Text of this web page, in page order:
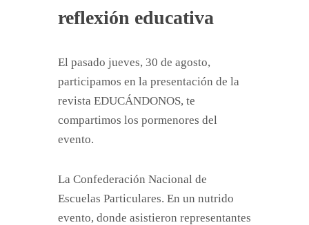
reflexión educativa
El pasado jueves, 30 de agosto,
participamos en la presentación de la
revista EDUCÁNDONOS, te
compartimos los pormenores del
evento.
La Confederación Nacional de
Escuelas Particulares. En un nutrido
evento, donde asistieron representantes